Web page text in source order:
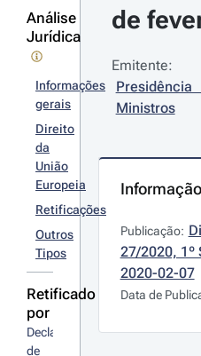
Análise
Jurídica
Informações
gerais
Direito
da
União
Europeia
Retificações
Outros
Tipos
Retificado
por
Declaração
de
de
Emitente:
Ministros
Publicação:
27/2020, 1º
2020-02-07
Data de